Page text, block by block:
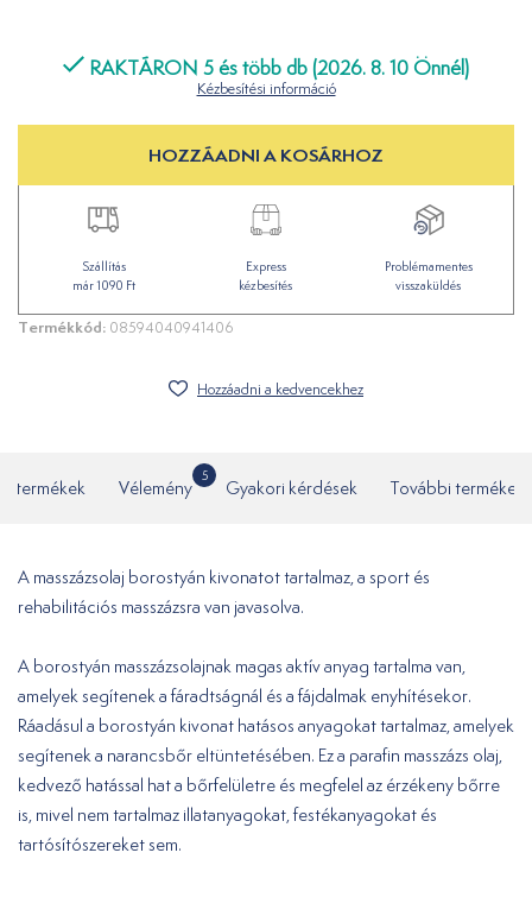
RAKTÁRON 5 és több db (2026. 8. 10 Önnél)
Kézbesítési információ
HOZZÁADNI A KOSÁRHOZ
Szállítás
már 1090 Ft
Express
kézbesítés
Problémamentes
visszaküldés
Termékkód: 08594040941406
Hozzáadni a kedvencekhez
termékek Vélemény
5
Gyakori kérdések További termékek
A masszázsolaj borostyán kivonatot tartalmaz, a sport és
rehabilitációs masszázsra van javasolva.
A borostyán masszázsolajnak magas aktív anyag tartalma van,
amelyek segítenek a fáradtságnál és a fájdalmak enyhítésekor.
Ráadásul a borostyán kivonat hatásos anyagokat tartalmaz, amelyek
segítenek a narancsbőr eltüntetésében. Ez a parafin masszázs olaj,
kedvező hatással hat a bőrfelületre és megfelel az érzékeny bőrre
is, mivel nem tartalmaz illatanyagokat, festékanyagokat és
tartósítószereket sem.